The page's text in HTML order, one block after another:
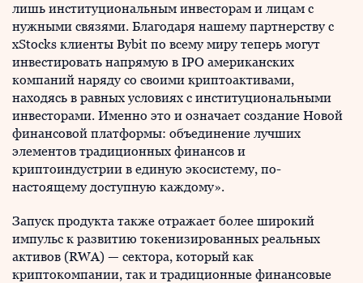
лишь институциональным инвесторам и лицам с
нужными связями. Благодаря нашему партнерству с
xStocks клиенты Bybit по всему миру теперь могут
инвестировать напрямую в IPO американских
компаний наряду со своими криптоактивами,
находясь в равных условиях с институциональными
инвесторами. Именно это и означает создание Новой
финансовой платформы: объединение лучших
элементов традиционных финансов и
криптоиндустрии в единую экосистему, по-
настоящему доступную каждому».
Запуск продукта также отражает более широкий
импульс к развитию токенизированных реальных
активов (RWA) — сектора, который как
криптокомпании, так и традиционные финансовые